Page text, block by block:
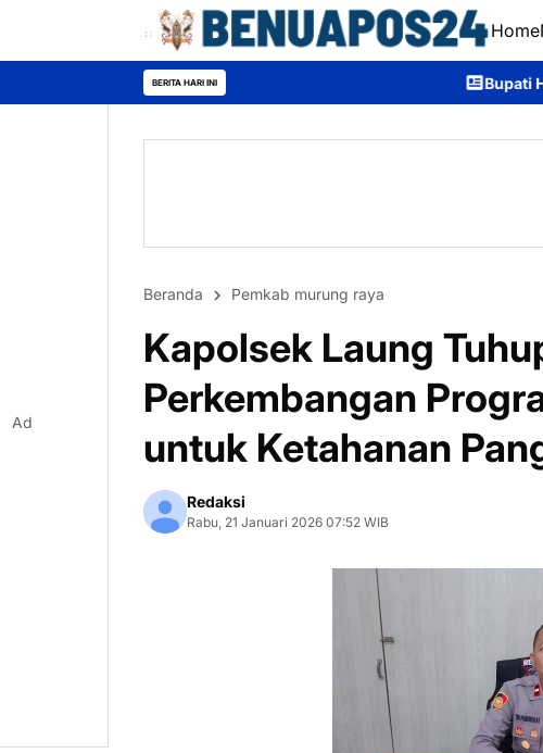
Home
BERITA HARI INI Bupati Heriyus Buka Mura Expo
Beranda Pemkab murung raya
Kapolsek Laung
Perkembangan
untuk Ketahanan
Redaksi
Rabu, 21 Januari 2026 07:52 WIB
Ad